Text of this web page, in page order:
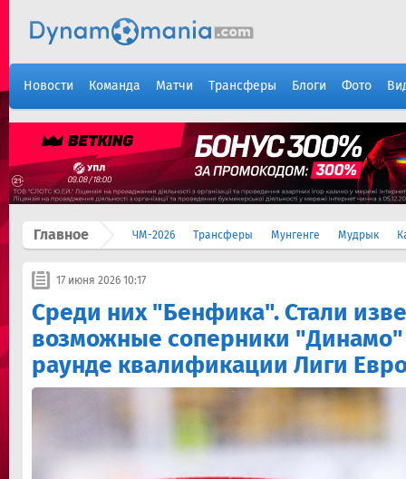
Новости Команда Матчи Трансферы Блоги Фото
Главное ЧМ-2026 Трансферы Мунгенге Мудрык
17 июня 2026 10:17
Среди них "Бенфика". Стали
возможные соперники
раунде квалификации Лиги